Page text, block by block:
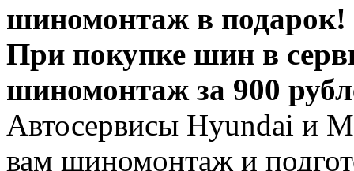
шиномонтаж в подарок!
При покупке шин в
шиномонтаж за 900
Автосервисы Hyundai и
вам шиномонтаж и